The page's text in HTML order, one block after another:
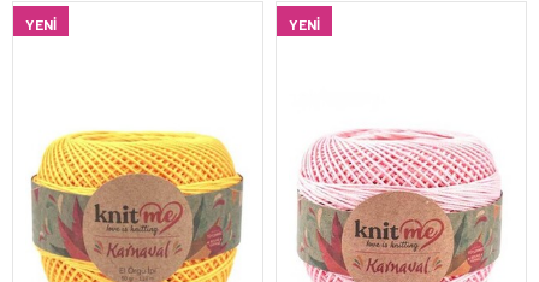
YENI YENI